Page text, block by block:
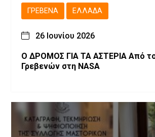
ΓΡΕΒΕΝΆ ΕΛΛΆΔΑ
26 Ιουνίου 2026
Ο ΔΡΟΜΟΣ ΓΙΑ ΤΑ ΑΣΤΕΡΙΑ Από τον Ζιάκα
Γρεβενών στη NASA